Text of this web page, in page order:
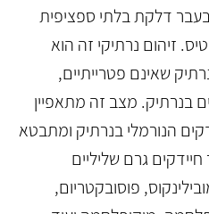
בעבר דלקת בלתי ספציפית
זיהום נרתיקי זה הוא
שאינם פטרייתיים,
בנרתיק. מצב זה מתאפיין
הנורמלי בנרתיק ומתבטא
חיידקים גרם שליליים
פוסובקטריום,